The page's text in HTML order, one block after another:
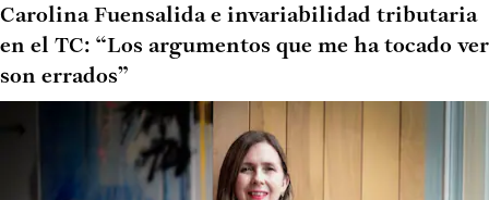
Carolina Fuensalida e invariabilidad tributaria
en el TC: “Los argumentos que me ha tocado ver
son errados”